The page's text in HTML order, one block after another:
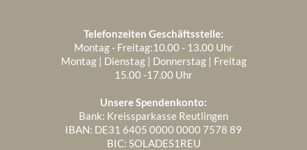
Telefonzeiten Geschäftsstelle:
Montag - Freitag:10.00 - 13.00 Uhr
Montag | Dienstag | Donnerstag | Freitag
15.00 -17.00 Uhr
Unsere Spendenkonto:
Bank: Kreissparkasse Reutlingen
IBAN: DE31 6405 0000 0000 7578 89
BIC: SOLADES1REU